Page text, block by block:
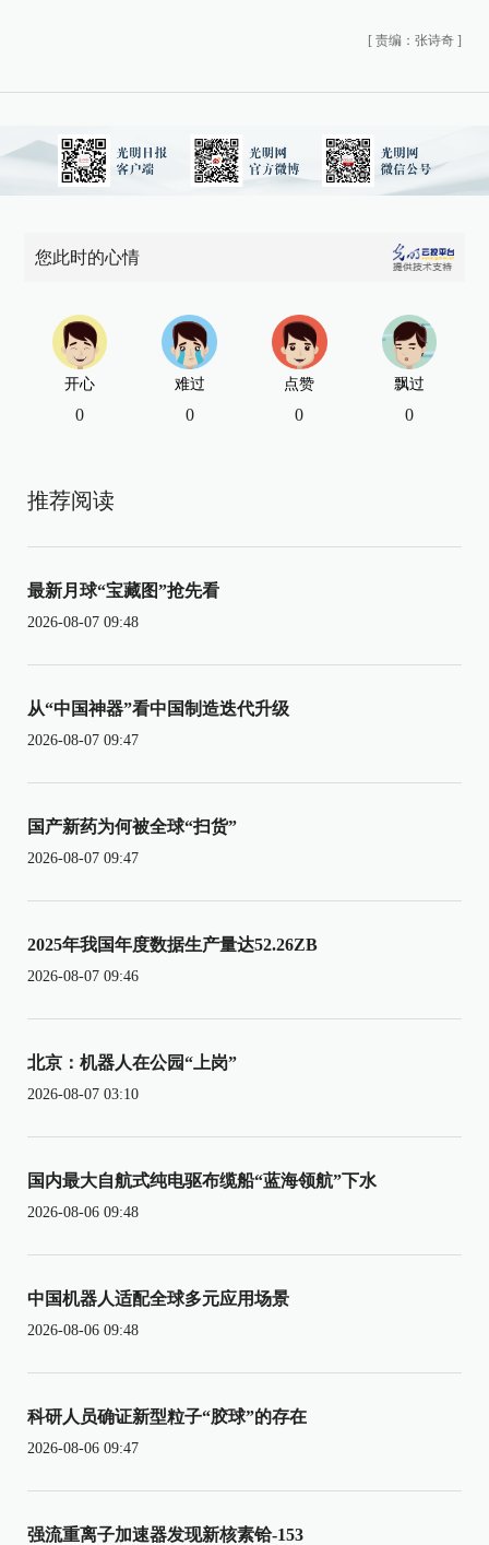
[ 责编：张诗奇 ]
您此时的心情
开心
0
难过
0
点赞
0
飘过
0
推荐阅读
最新月球“宝藏图”抢先看
2026-08-07 09:48
从“中国神器”看中国制造迭代升级
2026-08-07 09:47
国产新药为何被全球“扫货”
2026-08-07 09:47
2025年我国年度数据生产量达52.26ZB
2026-08-07 09:46
北京：机器人在公园“上岗”
2026-08-07 03:10
国内最大自航式纯电驱布缆船“蓝海领航”下水
2026-08-06 09:48
中国机器人适配全球多元应用场景
2026-08-06 09:48
科研人员确证新型粒子“胶球”的存在
2026-08-06 09:47
强流重离子加速器发现新核素铪-153